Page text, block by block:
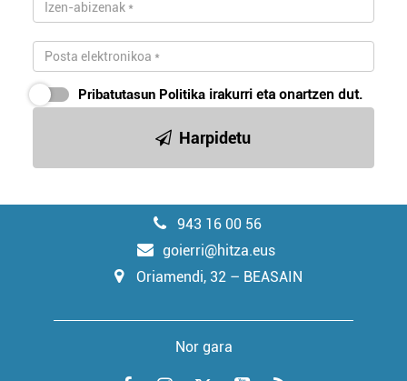
Pribatutasun Politika irakurri eta onartzen dut.
Harpidetu
943 16 00 56
goierri@hitza.eus
Oriamendi, 32 – BEASAIN
Nor gara